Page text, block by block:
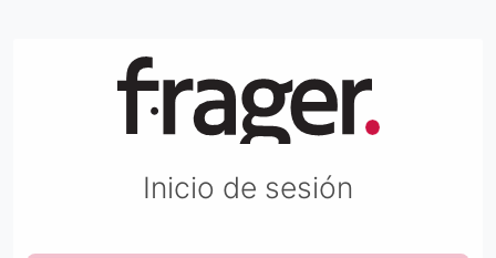
Inicio de sesión